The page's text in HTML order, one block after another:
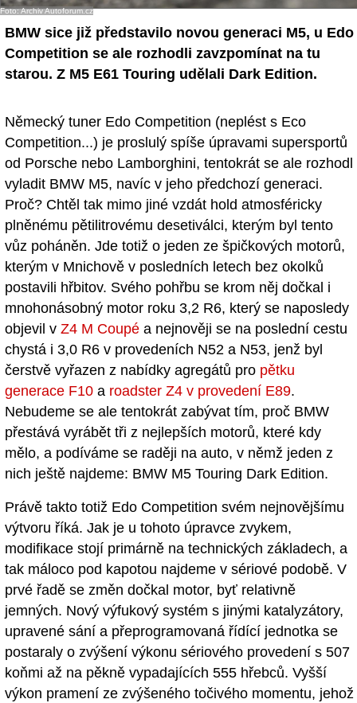
Foto: Archiv Autoforum.cz
BMW sice již představilo novou generaci M5, u Edo
Competition se ale rozhodli zavzpomínat na tu
starou. Z M5 E61 Touring udělali Dark Edition.
Německý tuner Edo Competition (neplést s Eco
Competition...) je proslulý spíše úpravami supersportů
od Porsche nebo Lamborghini, tentokrát se ale rozhodl
vyladit BMW M5, navíc v jeho předchozí generaci.
Proč? Chtěl tak mimo jiné vzdát hold atmosféricky
plněnému pětilitrovému desetiválci, kterým byl tento
vůz poháněn. Jde totiž o jeden ze špičkových motorů,
kterým v Mnichově v posledních letech bez okolků
postavili hřbitov. Svého pohřbu se krom něj dočkal i
mnohonásobný motor roku 3,2 R6, který se naposledy
objevil v Z4 M Coupé a nejnověji se na poslední cestu
chystá i 3,0 R6 v provedeních N52 a N53, jenž byl
čerstvě vyřazen z nabídky agregátů pro pětku
generace F10 a roadster Z4 v provedení E89.
Nebudeme se ale tentokrát zabývat tím, proč BMW
přestává vyrábět tři z nejlepších motorů, které kdy
mělo, a podíváme se raději na auto, v němž jeden z
nich ještě najdeme: BMW M5 Touring Dark Edition.
Právě takto totiž Edo Competition svém nejnovějšímu
výtvoru říká. Jak je u tohoto úpravce zvykem,
modifikace stojí primárně na technických základech, a
tak máloco pod kapotou najdeme v sériové podobě. V
prvé řadě se změn dočkal motor, byť relativně
jemných. Nový výfukový systém s jinými katalyzátory,
upravené sání a přeprogramovaná řídící jednotka se
postaraly o zvýšení výkonu sériového provedení s 507
koňmi až na pěkně vypadajících 555 hřebců. Vyšší
výkon pramení ze zvýšeného točivého momentu, jehož